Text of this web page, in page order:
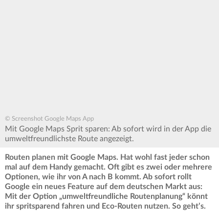
© Screenshot Google Maps App
Mit Google Maps Sprit sparen: Ab sofort wird in der App die
umweltfreundlichste Route angezeigt.
Routen planen mit Google Maps. Hat wohl fast jeder schon
mal auf dem Handy gemacht. Oft gibt es zwei oder mehrere
Optionen, wie ihr von A nach B kommt. Ab sofort rollt
Google ein neues Feature auf dem deutschen Markt aus:
Mit der Option „umweltfreundliche Routenplanung“ könnt
ihr spritsparend fahren und Eco-Routen nutzen. So geht’s.